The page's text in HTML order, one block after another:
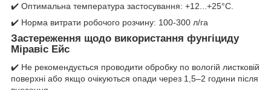
✔️ Оптимальна температура застосування: +12...+25°C.
✔️ Норма витрати робочого розчину: 100-300 л/га
Застереження щодо використання фунгіциду
Міравіс Ейс
✔️ Не рекомендується проводити обробку по вологій листковій
поверхні або якщо очікуються опади через 1,5–2 години після